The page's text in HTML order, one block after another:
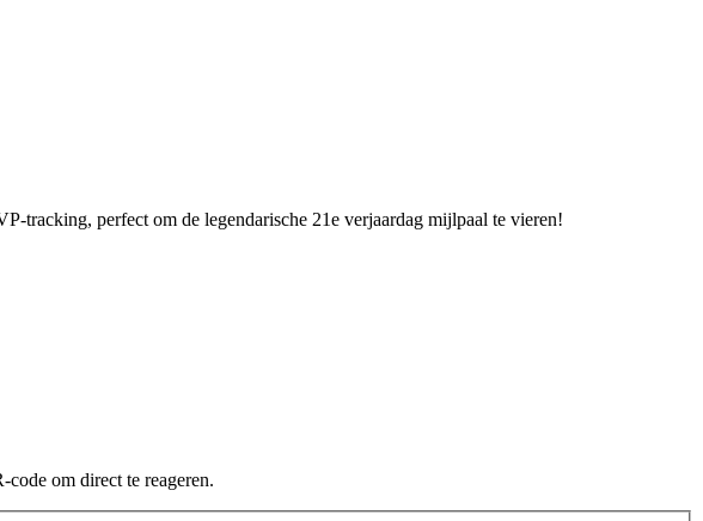
tracking, perfect om de legendarische 21e verjaardag mijlpaal te vieren!
om direct te reageren.